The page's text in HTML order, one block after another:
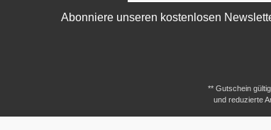
Abonniere unseren kostenlosen
** Gutschein
und reduzierte